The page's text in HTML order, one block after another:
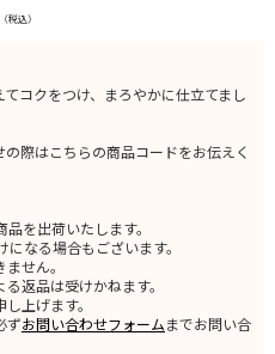
（税込）
コクをつけ、まろやかに仕立てまし
際はこちらの商品コードをお伝えく
を出荷いたします。
なる場合もございます。
せん。
返品は受けかねます。
上げます。
ずお問い合わせフォームまでお問い合